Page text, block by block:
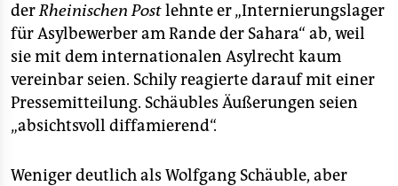
derRheinischen Postlehnte er „Internierungslager
für Asylbewerber am Rande der Sahara“ ab, weil
sie mit dem internationalen Asylrecht kaum
vereinbar seien. Schily reagierte darauf mit einer
Pressemitteilung. Schäubles Äußerungen seien
„absichtsvoll diffamierend“.
Weniger deutlich als Wolfgang Schäuble, aber